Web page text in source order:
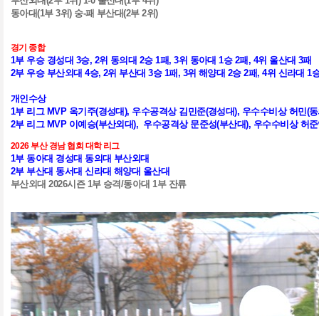
동아대(1부3위) 숭-패 부산대(2부2위)
경기 종합
1부 우승 경성대 3승, 2위 동의대 2승1패, 3위 동아대1승 2패, 4위 울산대 3패
2부 우승 부산외대4승, 2위 부산대3승 1패, 3위 해양대 2승2패, 4위 신라대1
개인수상
1부 리그 MVP 옥기주(경성대), 우수공격상 김민준(경성대), 우수수비상 허민(
2부 리그 MVP 이예승(부산외대), 우수공격상 문준성(부산대), 우수수비상 허
2026부산 경남 협회 대학 리그
1부 동아대 경성대 동의대 부산외대
2부 부산대 동서대 신라대 해양대 울산대
부산외대2026시즌 1부 승격 /동아대1부 잔류